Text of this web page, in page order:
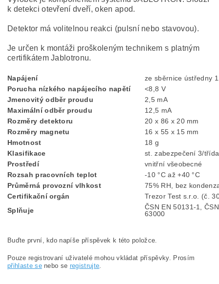
k detekci otevření dveří, oken apod.
Detektor má volitelnou reakci (pulsní nebo stavovou).
Je určen k montáži proškoleným technikem s platným
certifikátem Jablotronu.
Napájení
ze sběrnice ústředny
Porucha nízkého napájecího napětí
<8,8 V
Jmenovitý odběr proudu
2,5 mA
Maximální odběr proudu
12,5 mA
Rozměry detektoru
20 x 86 x 20 mm
Rozměry magnetu
16 x 55 x 15 mm
Hmotnost
18 g
Klasifikace
st. zabezpečení 3/
Prostředí
vnitřní všeobecné
Rozsah pracovních teplot
-10 °C až +40 °C
Průměrná provozní vlhkost
75% RH, bez
Certifikační orgán
Trezor Test s.r.o. (č.
Splňuje
ČSN EN 50131-1,
63000
Buďte první, kdo napíše příspěvek k této položce.
Pouze registrovaní uživatelé mohou vkládat příspěvky. Prosím
přihlaste senebo se registrujte.